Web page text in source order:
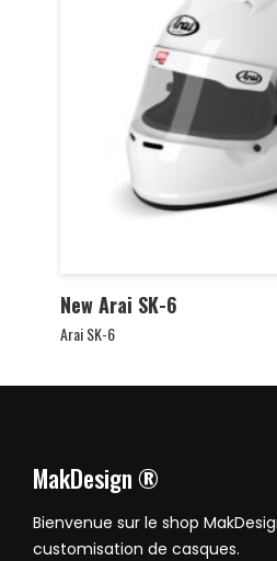
New Arai SK-6
Arai SK-6
MakDesign ®
Bienvenue sur le shop
customisation de casques.